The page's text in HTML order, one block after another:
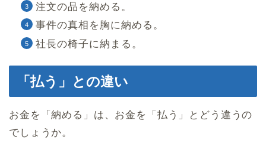
注文の品を納める。
事件の真相を胸に納める。
社長の椅子に納まる。
「払う」との違い
お金を「納める」は、お金を「払う」とどう違うの
でしょうか。